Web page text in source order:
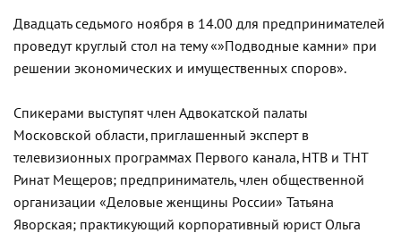
Двадцать седьмого ноября в 14.00 для предпринимателей
проведут круглый стол на тему «»Подводные камни» при
решении экономических и имущественных споров».
Спикерами выступят член Адвокатской палаты
Московской области, приглашенный эксперт в
телевизионных программах Первого канала, НТВ и ТНТ
Ринат Мещеров; предприниматель, член общественной
организации «Деловые женщины России» Татьяна
Яворская; практикующий корпоративный юрист Ольга